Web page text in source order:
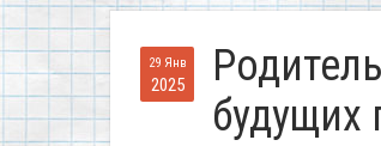
29 Янв
2025
будущих